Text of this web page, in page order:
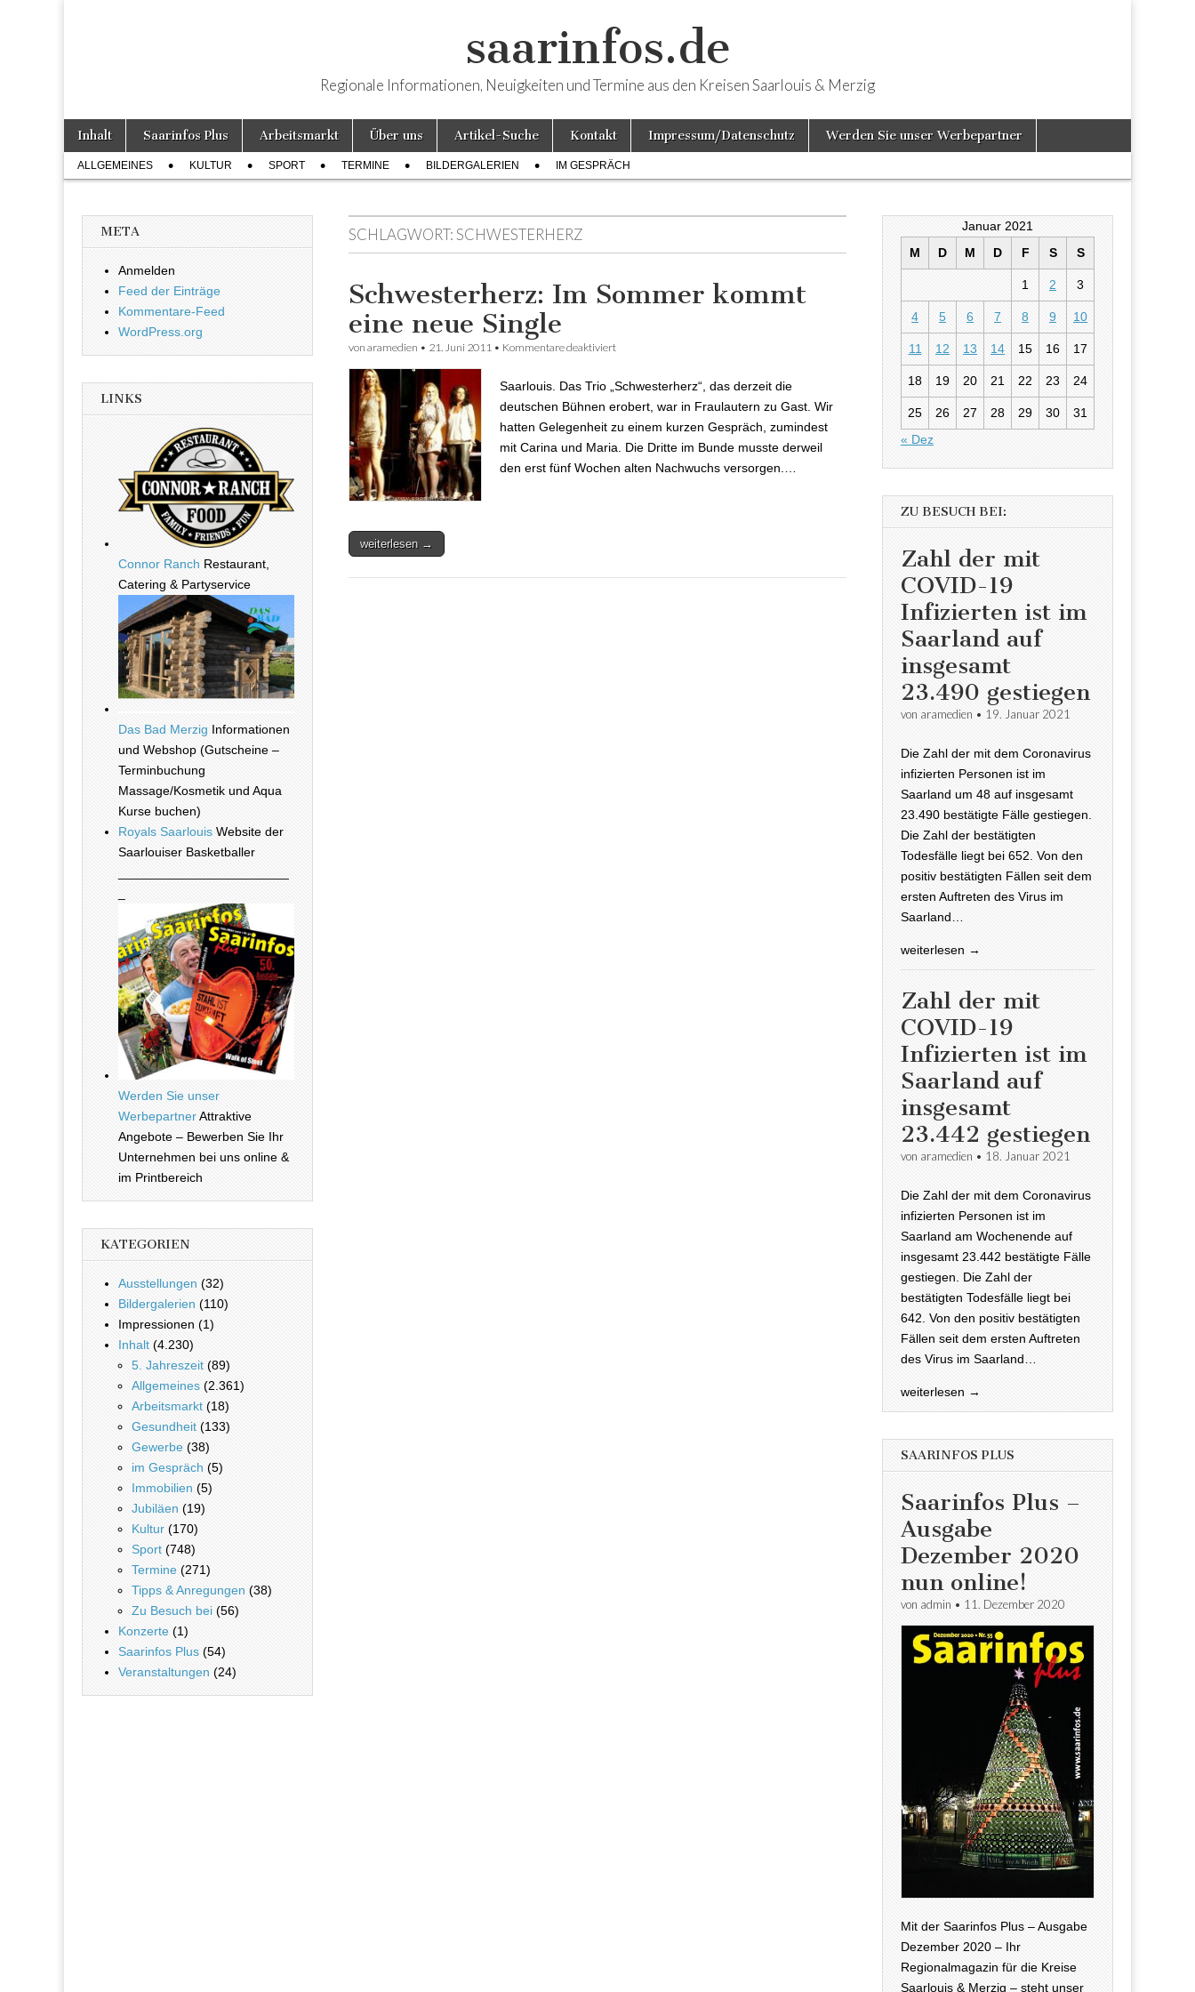
saarinfos.de
Regionale Informationen, Neuigkeiten und Termine aus den Kreisen Saarlouis & Merzig
Hauptmenü
Weiter zum Inhalt
Inhalt Saarinfos Plus Arbeitsmarkt Über uns Artikel-Suche Kontakt Impressum/Datenschutz Werden Sie unser Werbepartner
Untermenü
ALLGEMEINES KULTUR SPORT TERMINE BILDERGALERIEN IM GESPRÄCH
SCHLAGWORT:SCHWESTERHERZ
Schwesterherz: Im Sommer kommt
eine neue Single
von aramedien • 21. Juni 2011 • Kommentare deaktiviert
Saarlouis. Das Trio „Schwesterherz“, das derzeit die
deutschen Bühnen erobert, war in Fraulautern zu Gast. Wir
hatten Gelegenheit zu einem kurzen Gespräch, zumindest
mit Carina und Maria. Die Dritte im Bunde musste derweil
den erst fünf Wochen alten Nachwuchs versorgen.…
weiterlesen →
META
Anmelden
Feed der Einträge
Kommentare-Feed
WordPress.org
LINKS
Connor Ranch Restaurant,
Catering & Partyservice
Das Bad Merzig Informationen
und Webshop (Gutscheine –
Terminbuchung
Massage/Kosmetik und Aqua
Kurse buchen)
Royals Saarlouis Website der
Saarlouiser Basketballer
Werden Sie unser
WerbepartnerAttraktive
Angebote – Bewerben Sie Ihr
Unternehmen bei uns online &
im Printbereich
KATEGORIEN
Ausstellungen (32)
Bildergalerien (110)
Impressionen (1)
Inhalt (4.230)
5. Jahreszeit (89)
Allgemeines (2.361)
Arbeitsmarkt (18)
Gesundheit (133)
Gewerbe (38)
im Gespräch (5)
Immobilien (5)
Jubiläen (19)
Kultur (170)
Sport (748)
Termine (271)
Tipps & Anregungen (38)
Zu Besuch bei (56)
Konzerte (1)
Saarinfos Plus (54)
Veranstaltungen (24)
Januar 2021
M
D M D F S S
1 2 3
4 5 6 7 8 9 10
11 12 13 14 15 16 17
18 19 20 21 22 23 24
25 26 27 28 29 30
31
« Dez
ZU BESUCH BEI:
Zahl der mit
COVID-19
Infizierten ist im
Saarland auf
insgesamt
23.490 gestiegen
von aramedien • 19. Januar 2021
Die Zahl der mit dem Coronavirus
infizierten Personen ist im
Saarland um 48 auf insgesamt
23.490 bestätigte Fälle gestiegen.
Die Zahl der bestätigten
Todesfälle liegt bei 652. Von den
positiv bestätigten Fällen seit dem
ersten Auftreten des Virus im
Saarland…
weiterlesen →
Zahl der mit
COVID-19
Infizierten ist im
Saarland auf
insgesamt
23.442 gestiegen
von aramedien • 18. Januar 2021
Die Zahl der mit dem Coronavirus
infizierten Personen ist im
Saarland am Wochenende auf
insgesamt 23.442 bestätigte Fälle
gestiegen. Die Zahl der
bestätigten Todesfälle liegt bei
642. Von den positiv bestätigten
Fällen seit dem ersten Auftreten
des Virus im Saarland…
weiterlesen →
SAARINFOS PLUS
Saarinfos Plus –
Ausgabe
Dezember 2020
nun online!
von admin • 11. Dezember 2020
Mit der Saarinfos Plus – Ausgabe
Dezember 2020 – Ihr
Regionalmagazin für die Kreise
Saarlouis & Merzig – steht unser